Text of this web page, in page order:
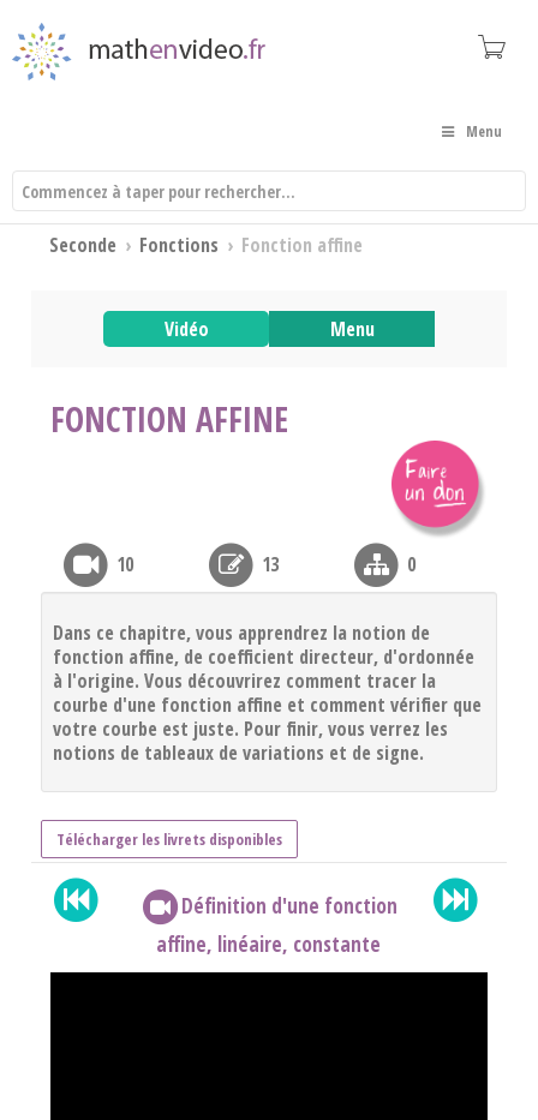
Menu
Seconde › Fonctions › Fonction affine
Vidéo Menu
FONCTION AFFINE
10 13 0
Dans ce chapitre, vous apprendrez la notion de
fonction affine, de coefficient directeur, d'ordonnée
à l'origine. Vous découvrirez comment tracer la
courbe d'une fonction affine et comment vérifier que
votre courbe est juste. Pour finir, vous verrez les
notions de tableaux de variations et de signe.
Télécharger les livrets disponibles
Définition d'une fonction
affine, linéaire, constante